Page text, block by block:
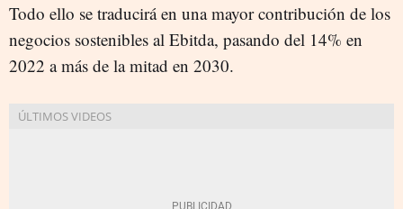
Todo ello se traducirá en una mayor contribución de los
negocios sostenibles al Ebitda, pasando del 14% en
2022 a más de la mitad en 2030.